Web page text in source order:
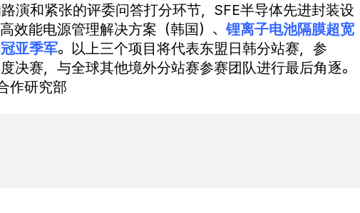
演和紧张的评委问答打分环节，SFE半导体先进封装设
效能电源管理解决方案（韩国）、 锂离子电池隔膜超宽
亚季军。以上三个项目将代表东盟日韩分站赛，参
决赛，与全球其他境外分站赛参赛团队进行最后角逐。
作研究部